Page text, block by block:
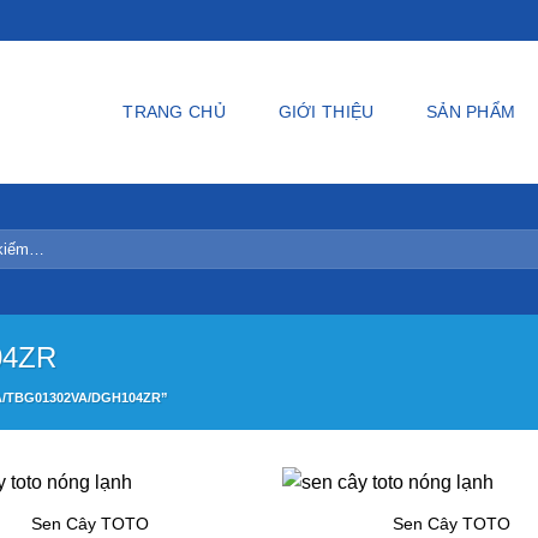
TRANG CHỦ GIỚI THIỆU SẢN PHẨM
DGH104ZR”
Sen Cây TOTO
Sen Cây TOTO